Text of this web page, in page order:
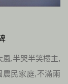
風,半哭半笑樓主,
民家庭,不滿兩